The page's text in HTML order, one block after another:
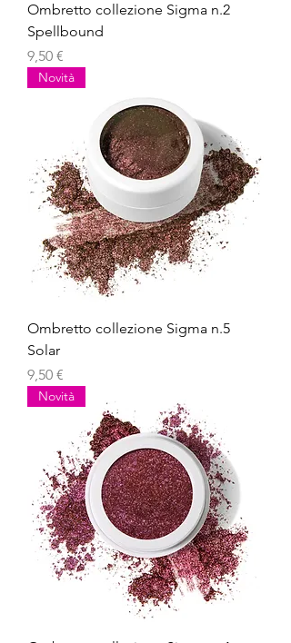
Ombretto collezione Sigma n.2
Spellbound
Prezzo
9,50 €
Novità
Ombretto collezione Sigma n.5
Solar
Prezzo
9,50 €
Novità